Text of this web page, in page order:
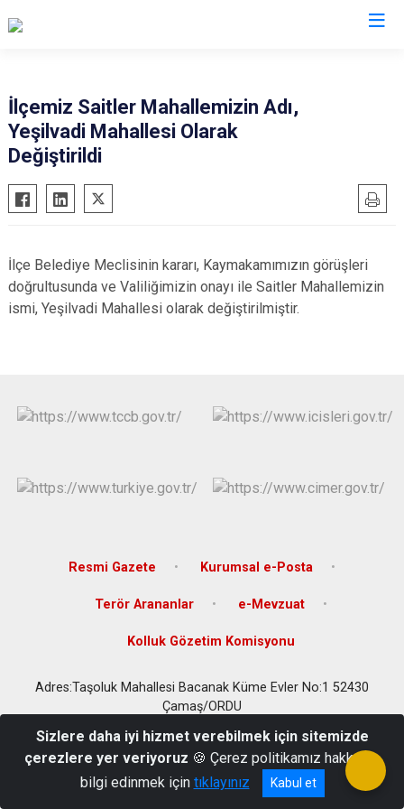
Akkuş
Aybastı
Çamaş
Çaybaşı
Fatsa
Gölköy
Kabadüz
Perşembe
Ulubey
İlçemiz Saitler Mahallemizin Adı,
Yeşilvadi Mahallesi Olarak
Değiştirildi
İlçe Belediye Meclisinin kararı, Kaymakamımızın görüşleri
doğrultusunda ve Valiliğimizin onayı ile Saitler Mahallemizin
ismi, Yeşilvadi Mahallesi olarak değiştirilmiştir.
Resmi Gazete Kurumsal e-Posta
Terör Arananlar e-Mevzuat
Kolluk Gözetim Komisyonu
Adres:Taşoluk Mahallesi Bacanak Küme Evler No:1 52430
Çamaş/ORDU
Tel: 0452 481 2001 Faks: 0452 481 2314
Sizlere daha iyi hizmet verebilmek için sitemizde
çerezlere yer veriyoruz 🍪 Çerez politikamız hakkında
bilgi edinmek için tıklayınız Kabul et